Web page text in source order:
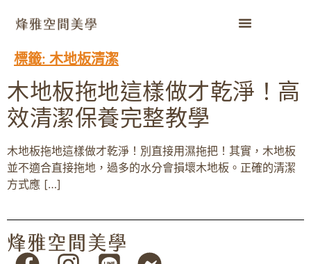
標籤: 木地板清潔
木地板拖地這樣做才乾淨！高
效清潔保養完整教學
木地板拖地這樣做才乾淨！別直接用濕拖把！其實，木地板
並不適合直接拖地，過多的水分會損壞木地板。正確的清潔
方式應 […]